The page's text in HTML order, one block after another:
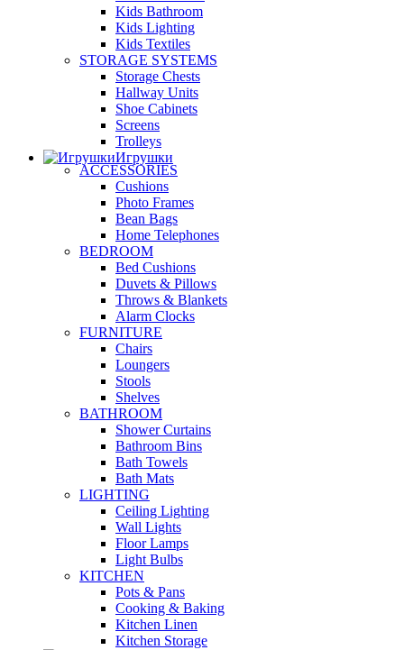
Kids Bathroom
Kids Lighting
Kids Textiles
STORAGE SYSTEMS
Storage Chests
Hallway Units
Shoe Cabinets
Screens
Trolleys
Игрушки
ACCESSORIES
Cushions
Photo Frames
Bean Bags
Home Telephones
BEDROOM
Bed Cushions
Duvets & Pillows
Throws & Blankets
Alarm Clocks
FURNITURE
Chairs
Loungers
Stools
Shelves
BATHROOM
Shower Curtains
Bathroom Bins
Bath Towels
Bath Mats
LIGHTING
Ceiling Lighting
Wall Lights
Floor Lamps
Light Bulbs
KITCHEN
Pots & Pans
Cooking & Baking
Kitchen Linen
Kitchen Storage